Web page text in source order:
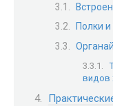
Полки
видов